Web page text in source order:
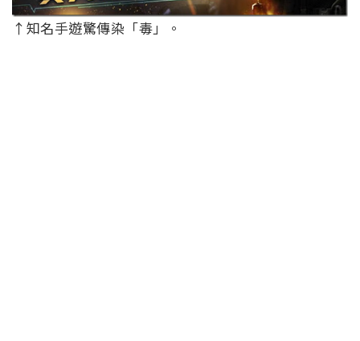
↑知名手遊驚傳染「毒」。